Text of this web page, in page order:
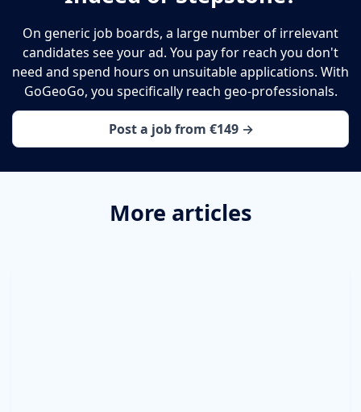
On generic job boards, a large number of irrelevant
candidates see your ad. You pay for reach you don't
need and spend hours on unsuitable applications. With
GoGeoGo, you specifically reach geo-professionals.
Post a job from €149 →
More articles